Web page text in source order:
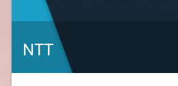
NTT